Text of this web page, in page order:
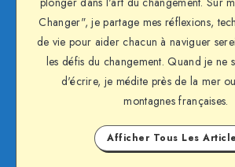
Changer", je partage mes réflexions,
de vie pour aider chacun à naviguer
les défis du changement. Quand je ne
d'écrire, je médite près de la mer
montagnes françaises.
Afficher Tous Les